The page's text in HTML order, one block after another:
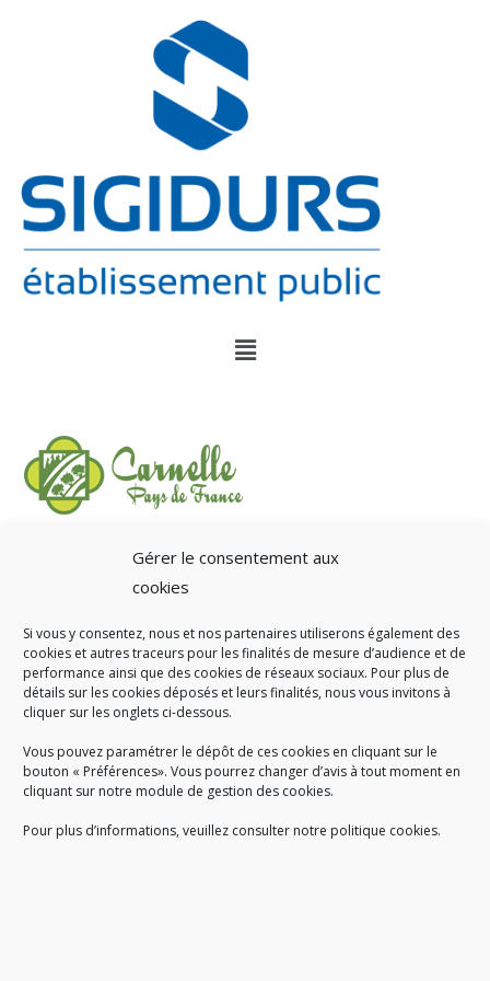
Gérer le consentement aux
cookies
Si vous y consentez, nous et nos partenaires utiliserons également des
cookies et autres traceurs pour les finalités de mesure d’audience et de
performance ainsi que des cookies de réseaux sociaux. Pour plus de
détails sur les cookies déposés et leurs finalités, nous vous invitons à
cliquer sur les onglets ci-dessous.
Vous pouvez paramétrer le dépôt de ces cookies en cliquant sur le
bouton « Préférences». Vous pourrez changer d’avis à tout moment en
cliquant sur notre module de gestion des cookies.
Pour plus d’informations, veuillez consulter notre politique cookies.
A SAVOIR
Créé en 1978, le Sigidurs est un établissement public quiexerce
des missions de service public : la prévention, la collecte et la
valorisation des déchets ménagers et assimilés produits par son
territoire.
Accueil du public :